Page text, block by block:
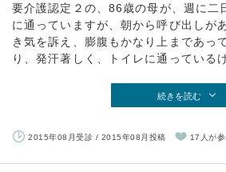
要介護認定２の、86歳の母が、週に二
に通っていますが、朝から呼び出しが
き気を訴え、膨腹もかなり上まであっ
り、発汗著しく、トイレに通っている
続きを読む
2015年08月受診 / 2015年08月投稿 17人が